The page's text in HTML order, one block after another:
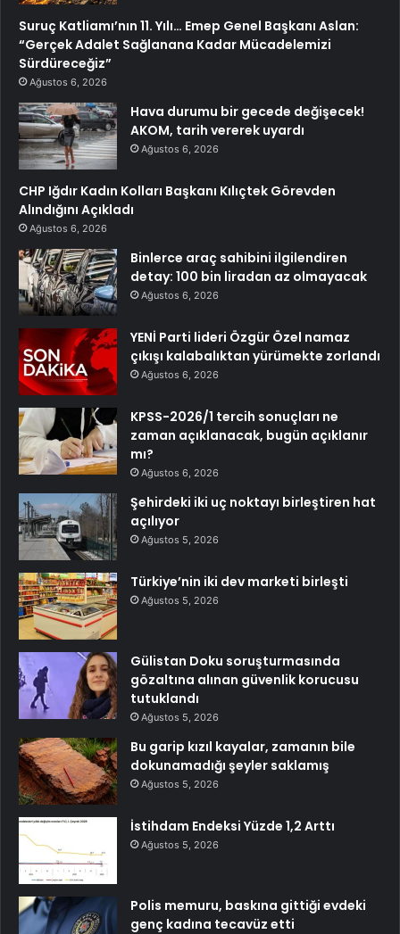
Suruç Katliamı’nın 11. Yılı… Emep Genel Başkanı Aslan:
“Gerçek Adalet Sağlanana Kadar Mücadelemizi
Sürdüreceğiz”
Ağustos 6, 2026
Hava durumu bir gecede değişecek!
AKOM, tarih vererek uyardı
Ağustos 6, 2026
CHP Iğdır Kadın Kolları Başkanı Kılıçtek Görevden
Alındığını Açıkladı
Ağustos 6, 2026
Binlerce araç sahibini ilgilendiren
detay: 100 bin liradan az olmayacak
Ağustos 6, 2026
YENİ Parti lideri Özgür Özel namaz
çıkışı kalabalıktan yürümekte zorlandı
Ağustos 6, 2026
KPSS-2026/1 tercih sonuçları ne
zaman açıklanacak, bugün açıklanır
mı?
Ağustos 6, 2026
Şehirdeki iki uç noktayı birleştiren hat
açılıyor
Ağustos 5, 2026
Türkiye’nin iki dev marketi birleşti
Ağustos 5, 2026
Gülistan Doku soruşturmasında
gözaltına alınan güvenlik korucusu
tutuklandı
Ağustos 5, 2026
Bu garip kızıl kayalar, zamanın bile
dokunamadığı şeyler saklamış
Ağustos 5, 2026
İstihdam Endeksi Yüzde 1,2 Arttı
Ağustos 5, 2026
Polis memuru, baskına gittiği evdeki
genç kadına tecavüz etti